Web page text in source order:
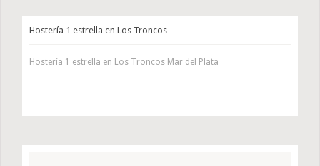
Hostería 1 estrella en Los Troncos
Hostería 1 estrella en Los Troncos Mar del Plata